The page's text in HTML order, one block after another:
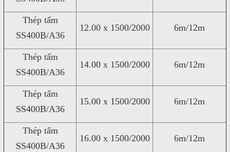
Thép tấm
SS400B/A36
12.00 x 1500/2000 6m/12m
Thép tấm
SS400B/A36
14.00 x 1500/2000 6m/12m
Thép tấm
SS400B/A36
15.00 x 1500/2000 6m/12m
Thép tấm
SS400B/A36
16.00 x 1500/2000 6m/12m